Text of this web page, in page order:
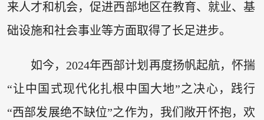
来人才和机会，促进西部地区在教育、就业、基
础设施和社会事业等方面取得了长足进步。
如今，2024年西部计划再度扬帆起航，怀揣
“让中国式现代化扎根中国大地”之决心，践行
“西部发展绝不缺位”之作为，我们敞开怀抱，欢